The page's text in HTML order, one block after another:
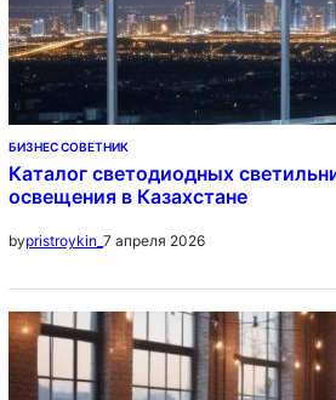
БИЗНЕС СОВЕТНИК
Каталог светодиодных
освещения в Казахстане
bypristroykin_ 7 апреля 2026